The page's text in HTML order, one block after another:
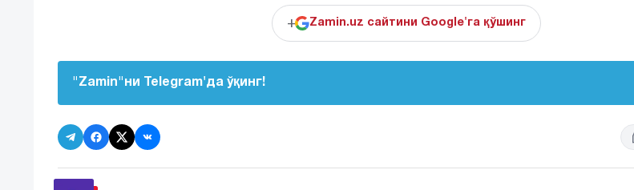
+ Zamin.uz сайтини Google'га қўшинг
"Zamin"ни Telegram'да ўқинг!